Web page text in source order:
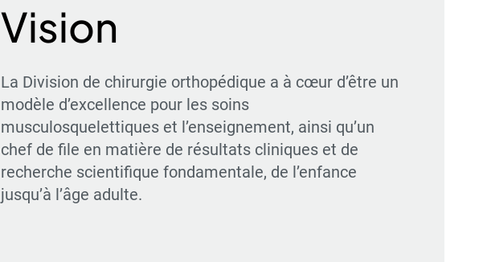
Vision
La Division de chirurgie orthopédique a à cœur d’être un
modèle d’excellence pour les soins
musculosquelettiques et l’enseignement, ainsi qu’un
chef de file en matière de résultats cliniques et de
recherche scientifique fondamentale, de l’enfance
jusqu’à l’âge adulte.